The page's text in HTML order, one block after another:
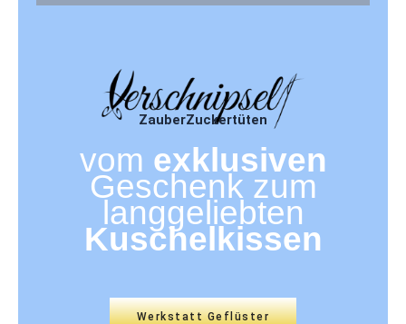
ZauberZuckertüten
vom exklusiven
Geschenk zum
langgeliebten
Kuschelkissen
Werkstatt Geflüster